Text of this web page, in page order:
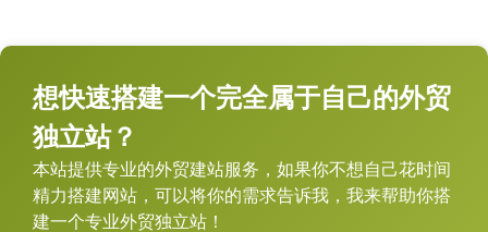
想快速搭建一个完全属于自己的外贸
独立站？
本站提供专业的外贸建站服务，如果你不想自己花时间
精力搭建网站，可以将你的需求告诉我，我来帮助你搭
建一个专业外贸独立站！